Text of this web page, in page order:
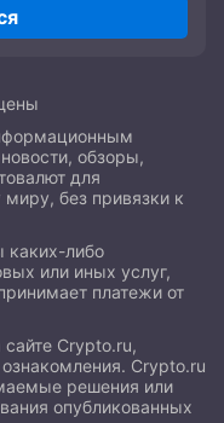
обзоры,
для
без привязки к
каких-либо
или иных услуг,
платежи от
Crypto.ru,
Crypto.ru
решения или
опубликованных